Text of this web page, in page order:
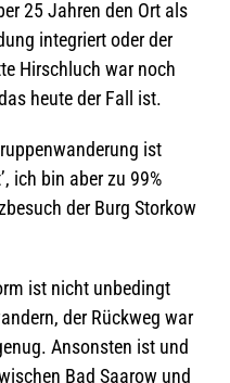
25 Jah­ren den Ort als
inte­griert oder der
Hirschluch war noch
heute der Fall ist.
ist
ich bin aber zu 99%
der Burg Stor­kow
ist nicht unbe­dingt
der Rück­weg war
Ansons­ten ist und
Bad Saa­row und